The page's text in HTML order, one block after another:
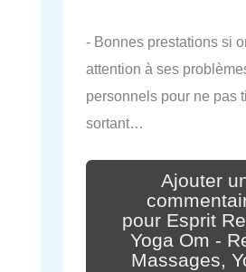
- Bonnes prestations si
attention à ses
personnels pour ne pas
sortant…
Ajouter
pour Esprit
Yoga Om -
Massages,